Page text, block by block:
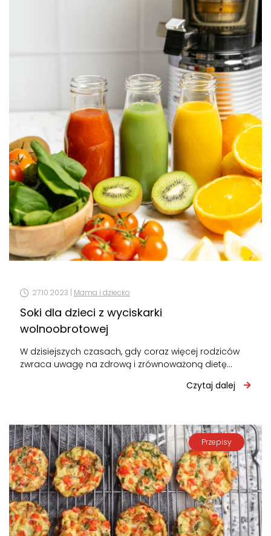
27.10.2023 | Mama i dziecko
Soki dla dzieci z wyciskarki
wolnoobrotowej
W dzisiejszych czasach, gdy coraz więcej rodziców
zwraca uwagę na zdrową i zrównoważoną dietę
Czytaj dalej
Przepisy